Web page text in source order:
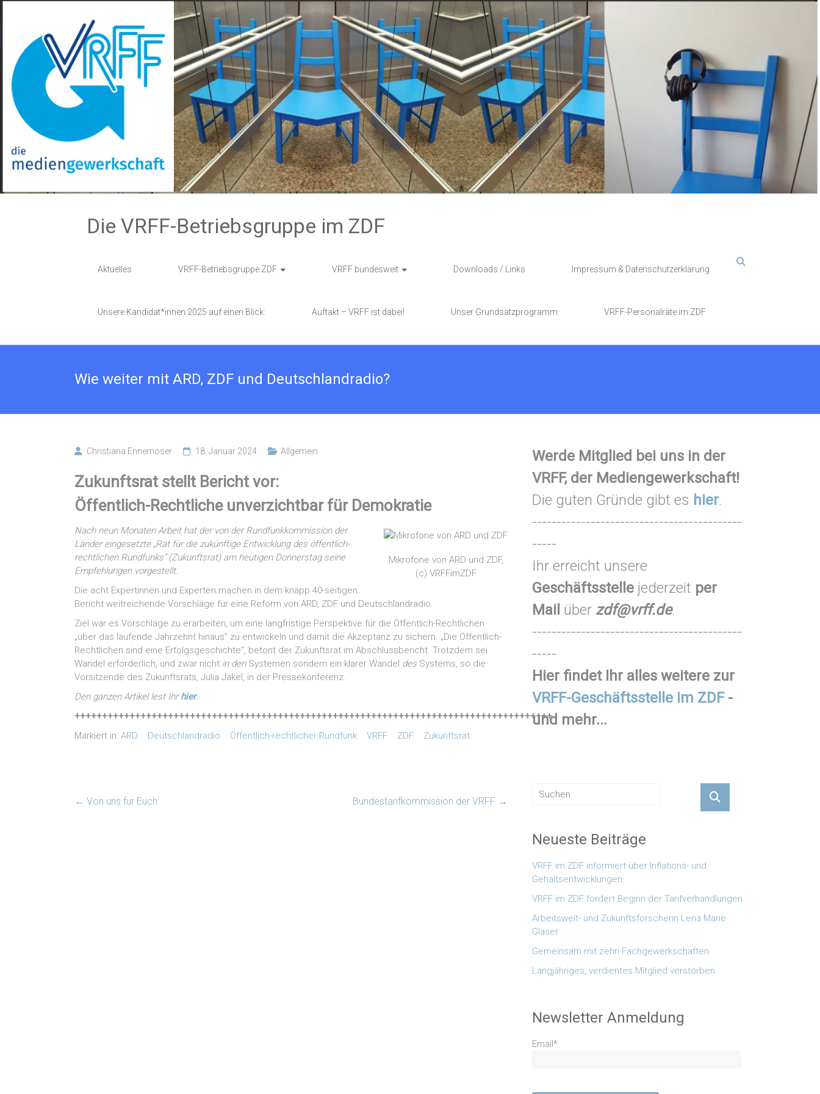
Die VRFF-Betriebsgruppe im ZDF
Aktuelles VRFF-Betriebsgruppe ZDF VRFF bundesweit Downloads / Links Impressum & Datenschutzerklärung
Unsere Kandidat*innen 2025 auf einen Blick: Auftakt – VRFF ist dabei! Unser Grundsatzprogramm VRFF-Personalräte im ZDF
Wie weiter mit ARD, ZDF und Deutschlandradio?
Christiana Ennemoser 18. Januar 2024 Allgemein
Zukunftsrat stellt Bericht vor:
Öffentlich-Rechtliche unverzichtbar für Demokratie
Mikrofone von ARD und ZDF,
(c) VRFFimZDF
Nach neun Monaten Arbeit hat der von der Rundfunkkommission der
Länder eingesetzte „Rat für die zukünftige Entwicklung des öffentlich-
rechtlichen Rundfunks“ (Zukunftsrat) am heutigen Donnerstag seine
Empfehlungen vorgestellt.
Die acht Expertinnen und Experten machen in dem knapp 40-seitigen
Bericht weitreichende Vorschläge für eine Reform von ARD, ZDF und Deutschlandradio.
Ziel war es Vorschläge zu erarbeiten, um eine langfristige Perspektive für die Öffentlich-Rechtlichen
„über das laufende Jahrzehnt hinaus“ zu entwickeln und damit die Akzeptanz zu sichern. „Die Öffentlich-
Rechtlichen sind eine Erfolgsgeschichte“, betont der Zukunftsrat im Abschlussbericht. Trotzdem sei
Wandel erforderlich, und zwar nicht in denSystemen sondern ein klarer Wandel des Systems, so die
Vorsitzende des Zukunftsrats, Julia Jäkel, in der Pressekonferenz.
Den ganzen Artikel lest Ihrhier.
+++++++++++++++++++++++++++++++++++++++++++++++++++++++++++++++++++++++++++++++++++++++
Markiert in: ARD Deutschlandradio Öffentlich-rechtlicher Rundfunk VRFF ZDF Zukunftsrat
← Von uns für Euch: Bundestarifkommission der VRFF →
Werde Mitglied bei uns in der
VRFF, der Mediengewerkschaft!
Die guten Gründe gibt es hier.
-------------------------------------------
-----
Ihr erreicht unsere
Geschäftsstelle jederzeit per
Mail über zdf@vrff.de.
-------------------------------------------
-----
Hier findet Ihr alles weitere zur
VRFF-Geschäftsstelle im ZDF-
und mehr...
Neueste Beiträge
VRFF im ZDF informiert über Inflations- und
Gehaltsentwicklungen:
VRFF im ZDF fordert Beginn der Tarifverhandlungen
Arbeitswelt- und Zukunftsforscherin Lena Marie
Glaser
Gemeinsam mit zehn Fachgewerkschaften
Langjähriges, verdientes Mitglied verstorben
Newsletter Anmeldung
Email*